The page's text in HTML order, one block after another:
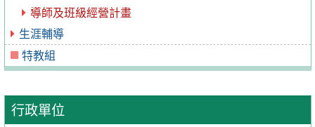
導師及班級經營計畫
生涯輔導
特教組
行政單位